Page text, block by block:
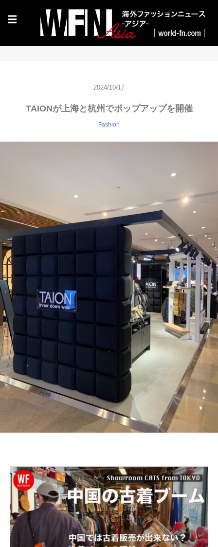
☰
2024/10/17
TAIONが上海と杭州でポップアップを開催
Fashion